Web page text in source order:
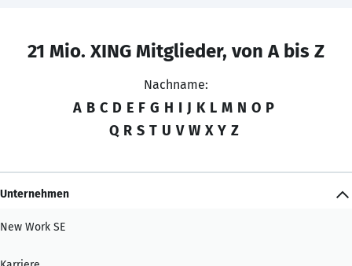
21 Mio. XING Mitglieder, von A bis Z
Nachname:
A B C D E F G H I J K L M N O P
Q R S T U V W X Y Z
Unternehmen
New Work SE